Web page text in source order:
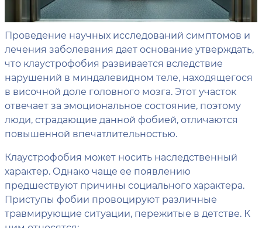
Проведение научных исследований симптомов и
лечения заболевания дает основание утверждать,
что клаустрофобия развивается вследствие
нарушений в миндалевидном теле, находящегося
в височной доле головного мозга. Этот участок
отвечает за эмоциональное состояние, поэтому
люди, страдающие данной фобией, отличаются
повышенной впечатлительностью.
Клаустрофобия может носить наследственный
характер. Однако чаще ее появлению
предшествуют причины социального характера.
Приступы фобии провоцируют различные
травмирующие ситуации, пережитые в детстве. К